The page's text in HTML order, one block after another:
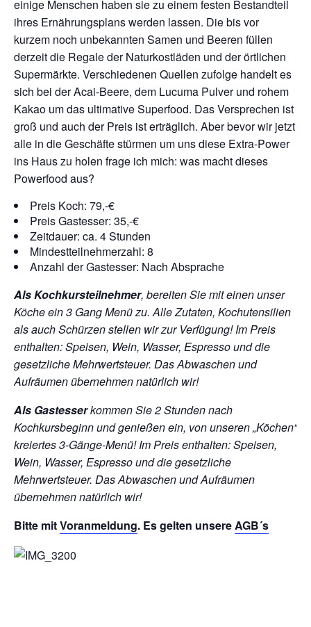
einige Menschen haben sie zu einem festen Bestandteil
ihres Ernährungsplans werden lassen. Die bis vor
kurzem noch unbekannten Samen und Beeren füllen
derzeit die Regale der Naturkostläden und der örtlichen
Supermärkte. Verschiedenen Quellen zufolge handelt es
sich bei der Acai-Beere, dem Lucuma Pulver und rohem
Kakao um das ultimative Superfood. Das Versprechen ist
groß und auch der Preis ist erträglich. Aber bevor wir jetzt
alle in die Geschäfte stürmen um uns diese Extra-Power
ins Haus zu holen frage ich mich: was macht dieses
Powerfood aus?
Preis Koch: 79,-€
Preis Gastesser: 35,-€
Zeitdauer: ca. 4 Stunden
Mindestteilnehmerzahl: 8
Anzahl der Gastesser: Nach Absprache
Als Kochkursteilnehmer, bereiten Sie mit einen unser
Köche ein 3 Gang Menü zu. Alle Zutaten, Kochutensilien
als auch Schürzen stellen wir zur Verfügung!Im Preis
enthalten: Speisen, Wein, Wasser, Espresso und die
gesetzliche Mehrwertsteuer. Das Abwaschen und
Aufräumen übernehmen natürlich wir!
Als Gastesserkommen Sie 2 Stunden nach
Kochkursbeginn und genießen ein, von unseren „Köchen“
kreiertes 3-Gänge-Menü!Im Preis enthalten: Speisen,
Wein, Wasser, Espresso und die gesetzliche
Mehrwertsteuer. Das Abwaschen und Aufräumen
übernehmen natürlich wir!
Bitte mitVoranmeldung. Es gelten unsereAGB´s